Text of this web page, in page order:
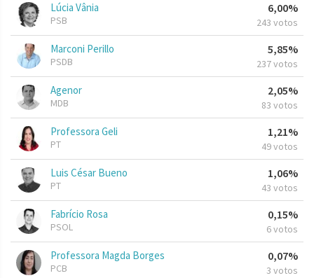
Lúcia Vânia
PSB
6,00%
243 votos
Marconi Perillo
PSDB
5,85%
237 votos
Agenor
MDB
2,05%
83 votos
Professora Geli
PT
1,21%
49 votos
Luis César Bueno
PT
1,06%
43 votos
Fabrício Rosa
PSOL
0,15%
6 votos
Professora Magda Borges
PCB
0,07%
3 votos